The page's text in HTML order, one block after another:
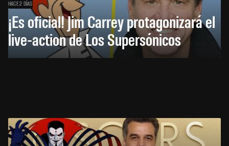
HACE 2 DÍAS
¡Es oficial! Jim Carrey protagonizará el
live-action de Los Supersónicos